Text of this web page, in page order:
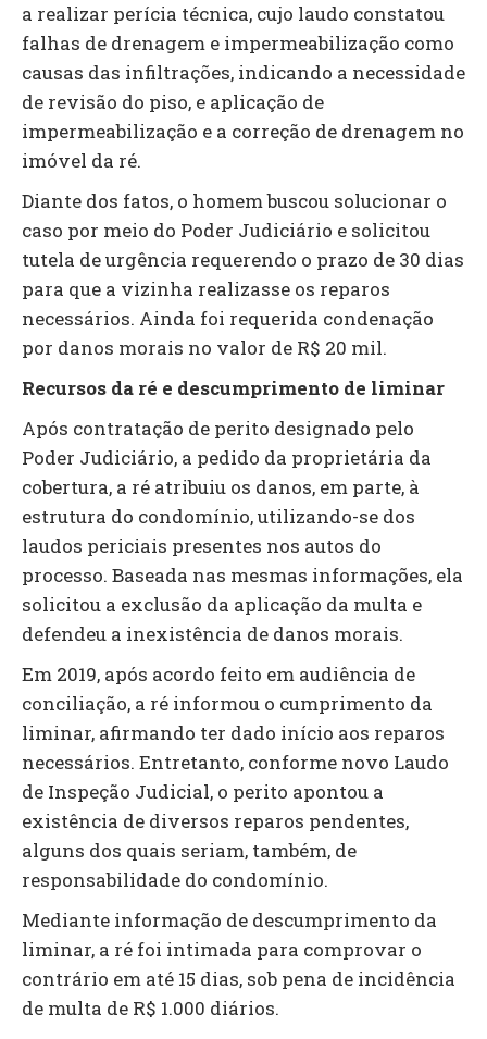
a realizar perícia técnica, cujo laudo constatou
falhas de drenagem e impermeabilização como
causas das infiltrações, indicando a necessidade
de revisão do piso, e aplicação de
impermeabilização e a correção de drenagem no
imóvel da ré.
Diante dos fatos, o homem buscou solucionar o
caso por meio do Poder Judiciário e solicitou
tutela de urgência requerendo o prazo de 30 dias
para que a vizinha realizasse os reparos
necessários. Ainda foi requerida condenação
por danos morais no valor de R$ 20 mil.
Recursos da ré e descumprimento de liminar
Após contratação de perito designado pelo
Poder Judiciário, a pedido da proprietária da
cobertura, a ré atribuiu os danos, em parte, à
estrutura do condomínio, utilizando-se dos
laudos periciais presentes nos autos do
processo. Baseada nas mesmas informações, ela
solicitou a exclusão da aplicação da multa e
defendeu a inexistência de danos morais.
Em 2019, após acordo feito em audiência de
conciliação, a ré informou o cumprimento da
liminar, afirmando ter dado início aos reparos
necessários. Entretanto, conforme novo Laudo
de Inspeção Judicial, o perito apontou a
existência de diversos reparos pendentes,
alguns dos quais seriam, também, de
responsabilidade do condomínio.
Mediante informação de descumprimento da
liminar, a ré foi intimada para comprovar o
contrário em até 15 dias, sob pena de incidência
de multa de R$ 1.000 diários.